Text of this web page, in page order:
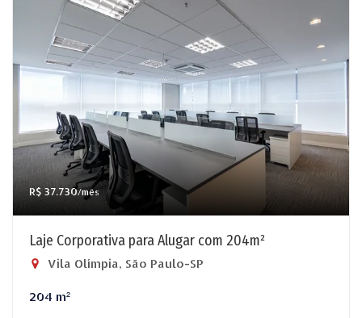
R$ 37.730/mês
Laje Corporativa para Alugar com 204m²
Vila Olímpia, São Paulo-SP
204 m²